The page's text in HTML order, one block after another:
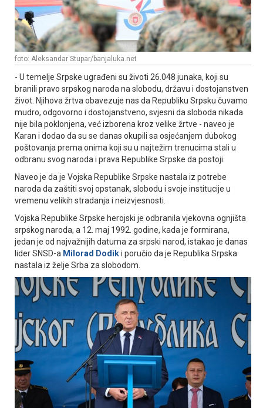
foto: Aleksandar Stupar/banjaluka.net
- U temelje Srpske ugrađeni su životi 26.048 junaka, koji su
branili pravo srpskog naroda na slobodu, državu i dostojanstven
život. Njihova žrtva obavezuje nas da Republiku Srpsku čuvamo
mudro, odgovorno i dostojanstveno, svjesni da sloboda nikada
nije bila poklonjena, već izborena kroz velike žrtve - naveo je
Karan i dodao da su se danas okupili sa osjećanjem dubokog
poštovanja prema onima koji su u najtežim trenucima stali u
odbranu svog naroda i prava Republike Srpske da postoji.
Naveo je da je Vojska Republike Srpske nastala iz potrebe
naroda da zaštiti svoj opstanak, slobodu i svoje institucije u
vremenu velikih stradanja i neizvjesnosti.
Vojska Republike Srpske herojski je odbranila vjekovna ognjišta
srpskog naroda, a 12. maj 1992. godine, kada je formirana,
jedan je od najvažnijih datuma za srpski narod, istakao je danas
lider SNSD-a Milorad Dodiki poručio da je Republika Srpska
nastala iz želje Srba za slobodom.